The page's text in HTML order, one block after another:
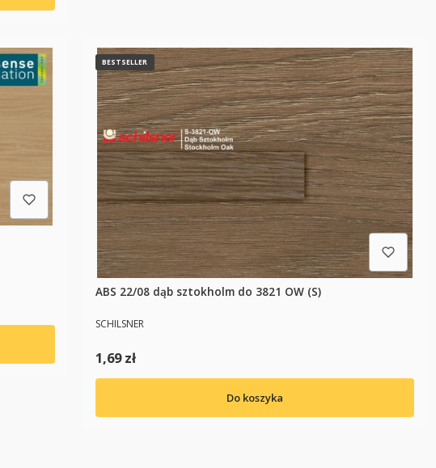
BESTSELLER
ABS 22/08 dąb sztokholm do 3821 OW (S)
PRODUCENT
SCHILSNER
Cena
1,69 zł
Do koszyka